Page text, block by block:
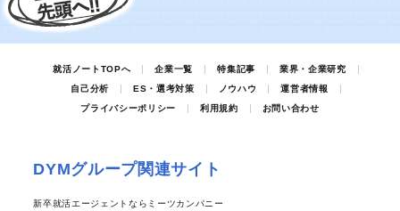
就活ノートTOPへ 企業一覧 特集記事
業界・企業研究
自己分析
ES・選考対策 ノウハウ
運営者情報
プライバシーポリシー
利用規約 お問い合わせ
DYMグループ関連サイト
新卒就活エージェントならミーツカンパニー